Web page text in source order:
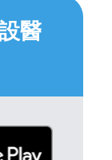
醫